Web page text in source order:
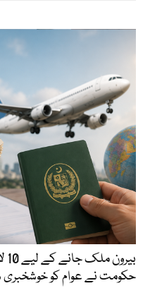
حکومت نے عوام کو